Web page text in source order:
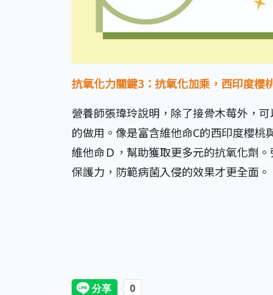
抗氧化力關鍵3 ：抗氧化加乘，西印度櫻
營養師張瑋玲說明，除了接骨木莓外，
的做用。像是富含維他命C的西印度櫻桃
維他命Ｄ，幫助獲取更多元的抗氧化劑
保護力，防範病菌入侵的效果才更全面。